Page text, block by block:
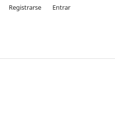
Registrarse Entrar